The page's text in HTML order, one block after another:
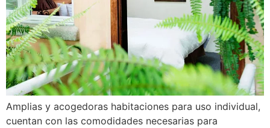
Amplias y acogedoras habitaciones para uso individual,
cuentan con las comodidades necesarias para